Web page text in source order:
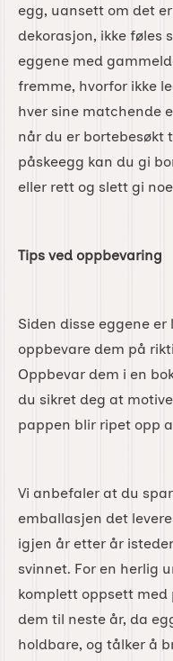
egg, uansett om det
dekorasjon, ikke føles
eggene med
fremme, hvorfor ikke
hver sine matchende
når du er bortebesøkt
påskeegg kan du gi
eller rett og slett gi
Tips ved oppbevaring
Siden disse eggene
oppbevare dem på
Oppbevar dem i en
du sikret deg at
pappen blir ripet opp
Vi anbefaler at du
emballasjen det
igjen år etter år
svinnet. For en herlig
komplett oppsett med
dem til neste år, da
holdbare, og tålker å